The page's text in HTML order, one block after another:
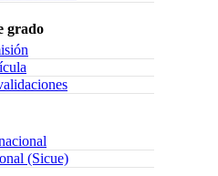
grado
(Sicue)